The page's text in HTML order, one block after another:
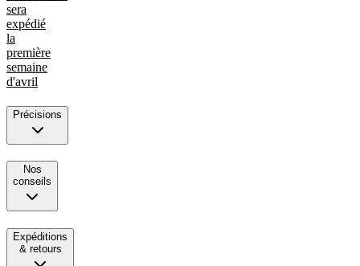
sera
expédié
la
première
semaine
d'avril
Précisions
Nos
conseils
Expéditions
& retours